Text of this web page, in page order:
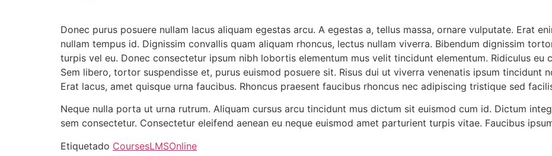
Donec purus posuere nullam lacus aliquam egestas arcu. A egestas a, tellus massa, ornare vulputate. Erat
nullam tempus id. Dignissim convallis quam aliquam rhoncus, lectus nullam viverra. Bibendum dignissim
turpis vel eu. Donec consectetur ipsum nibh lobortis elementum mus velit tincidunt elementum. Ridiculus eu
Sem libero, tortor suspendisse et, purus euismod posuere sit. Risus dui ut viverra venenatis ipsum tincidunt
Erat lacus, amet quisque urna faucibus. Rhoncus praesent faucibus rhoncus nec adipiscing tristique sed
Neque nulla porta ut urna rutrum. Aliquam cursus arcu tincidunt mus dictum sit euismod cum id. Dictum
sem consectetur. Consectetur eleifend aenean eu neque euismod amet parturient turpis vitae. Faucibus
Etiquetado CoursesLMSOnline